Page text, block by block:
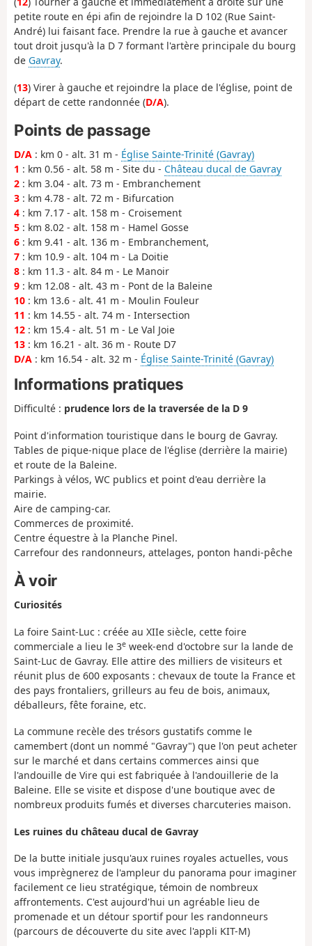
petite route en épi afin de rejoindre la D 102 (Rue Saint-
André) lui faisant face. Prendre la rue à gauche et avancer
tout droit jusqu'à la D 7 formant l'artère principale du bourg
de Gavray.
(13) Virer à gauche et rejoindre la place de l'église, point de
départ de cette randonnée (D/A).
Points de passage
D/A : km 0 - alt. 31 m - Église Sainte-Trinité (Gavray)
1 : km 0.56 - alt. 58 m - Site du - Château ducal de Gavray
2 : km 3.04 - alt. 73 m - Embranchement
3 : km 4.78 - alt. 72 m - Bifurcation
4 : km 7.17 - alt. 158 m - Croisement
5 : km 8.02 - alt. 158 m - Hamel Gosse
6 : km 9.41 - alt. 136 m - Embranchement,
7 : km 10.9 - alt. 104 m - La Doitie
8 : km 11.3 - alt. 84 m - Le Manoir
9 : km 12.08 - alt. 43 m - Pont de la Baleine
10 : km 13.6 - alt. 41 m - Moulin Fouleur
11 : km 14.55 - alt. 74 m - Intersection
12 : km 15.4 - alt. 51 m - Le Val Joie
13 : km 16.21 - alt. 36 m - Route D7
D/A : km 16.54 - alt. 32 m - Église Sainte-Trinité (Gavray)
Informations pratiques
Difficulté : prudence lors de la traversée de la D 9
Point d'information touristique dans le bourg de Gavray.
Tables de pique-nique place de l'église (derrière la mairie)
et route de la Baleine.
Parkings à vélos, WC publics et point d'eau derrière la
mairie.
Aire de camping-car.
Commerces de proximité.
Centre équestre à la Planche Pinel.
Carrefour des randonneurs, attelages, ponton handi-pêche
À voir
Curiosités
La foire Saint-Luc : créée au XIIe siècle, cette foire
commerciale a lieu le 3e week-end d'octobre sur la lande de
Saint-Luc de Gavray. Elle attire des milliers de visiteurs et
réunit plus de 600 exposants : chevaux de toute la France et
des pays frontaliers, grilleurs au feu de bois, animaux,
déballeurs, fête foraine, etc.
La commune recèle des trésors gustatifs comme le
camembert (dont un nommé "Gavray") que l'on peut acheter
sur le marché et dans certains commerces ainsi que
l'andouille de Vire qui est fabriquée à l'andouillerie de la
Baleine. Elle se visite et dispose d'une boutique avec de
nombreux produits fumés et diverses charcuteries maison.
Les ruines du château ducal de Gavray
De la butte initiale jusqu'aux ruines royales actuelles, vous
vous imprègnerez de l'ampleur du panorama pour imaginer
facilement ce lieu stratégique, témoin de nombreux
affrontements. C'est aujourd'hui un agréable lieu de
promenade et un détour sportif pour les randonneurs
(parcours de découverte du site avec l'appli KIT-M)